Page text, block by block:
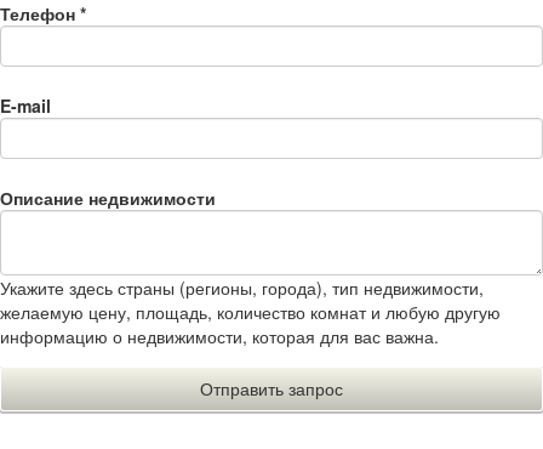
Телефон *
E-mail
Описание недвижимости
Укажите здесь страны (регионы, города), тип недвижимости,
желаемую цену, площадь, количество комнат и любую другую
информацию о недвижимости, которая для вас важна.